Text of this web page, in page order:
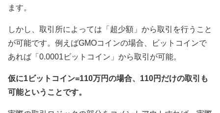
ます。
しかし、取引所によっては「超少額」から取引を行うこと
が可能です。例えばGMOコインの場合、ビットコインで
あれば「0.0001ビットコイン」から取引が可能。
仮に1ビットコイン=110万円の場合、110円だけの取引も
可能ということです。